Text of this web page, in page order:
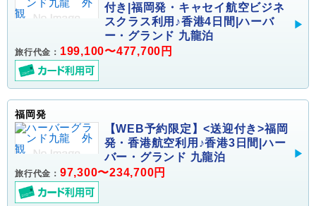
付き|福岡発・キャセイ航空ビジネ
スクラス利用♪香港4日間|ハーバ
ー・グランド 九龍泊
旅行代金： 199,100〜477,700円
福岡発
【WEB予約限定】<送迎付き>福岡
発・香港航空利用♪香港3日間|ハー
バー・グランド 九龍泊
旅行代金： 97,300〜234,700円